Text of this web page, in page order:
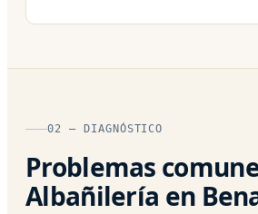
02 — DIAGNÓSTICO
Problemas
Albañilería en